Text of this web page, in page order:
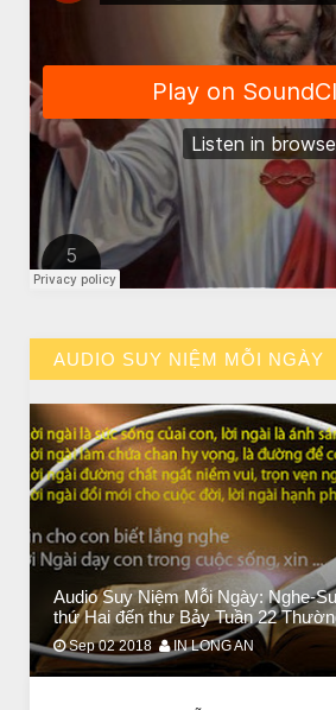
AUDIO SUY NIỆM MỖI NGÀY
// VIEW MORE BY
Audio Suy Niệm Mỗi Ngày: Nghe-
thứ Hai đến thư Bảy Tuần 22
Sep 02 2018 IN LONG AN
CHUYỆN Ý NGHĨA
CÔ BÉ BÁN DIÊM
CHUYỆN Ý NGHĨA
ĐÊM NOEL ĐẸP NHẤT TRONG